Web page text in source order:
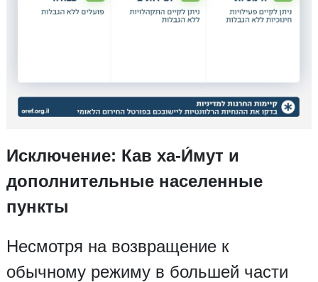
Исключение: Кав ха-И́мут и
дополнительные населенные
пункты
Несмотря на возвращение к
обычному режиму в большей части